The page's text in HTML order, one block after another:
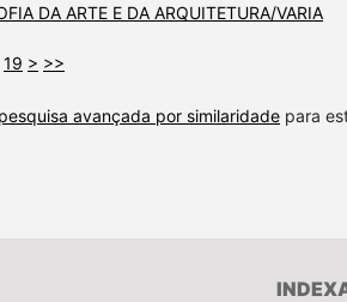
DA ARTE E DA ARQUITETURA/VARIA
19 > >>
avançada por similaridade para